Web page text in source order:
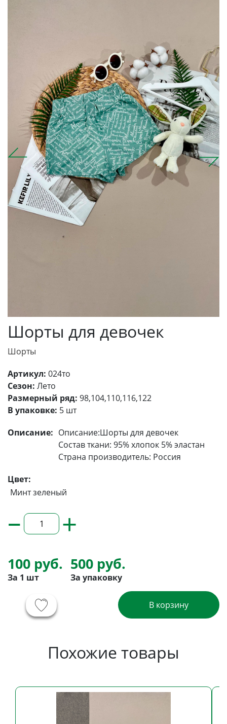
Шорты для девочек
Шорты
Артикул: 024то
Сезон: Лето
Размерный ряд: 98,104,110,116,122
В упаковке: 5 шт
Описание: Описание:Шорты для девочек
Состав ткани: 95% хлопок 5% эластан
Страна производитель: Россия
Цвет:
Минт зеленый
100 руб.
За 1 шт
500 руб.
За упаковку
– +
В корзину
Похожие товары